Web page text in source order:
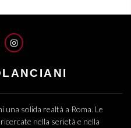
INSTAGRAM
una solida realtà a Roma. Le
nella serietà e nella